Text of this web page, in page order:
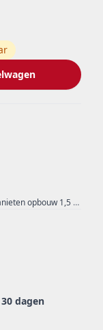
omkeerbaar 100x50cm met rvs plug 1208957330
dagen